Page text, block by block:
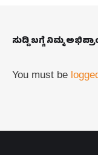
ಸುದ್ದಿ ಬಗ್ಗೆ ನಿಮ್ಮ
You must be